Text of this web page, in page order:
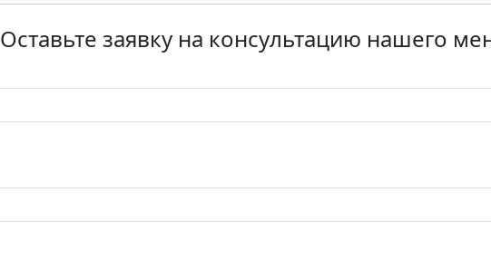
Оставьте заявку на консультацию нашего